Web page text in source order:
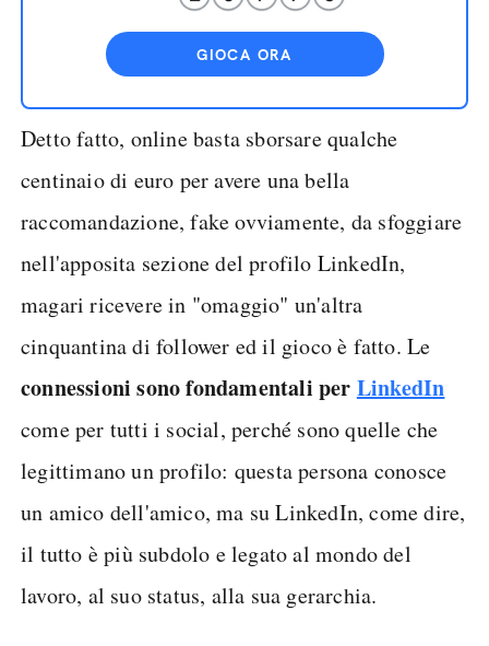
GIOCA ORA
Detto fatto, online basta sborsare qualche
centinaio di euro per avere una bella
raccomandazione, fake ovviamente, da sfoggiare
nell'apposita sezione del profilo LinkedIn,
magari ricevere in "omaggio" un'altra
cinquantina di follower ed il gioco è fatto. Le
connessioni sono fondamentali per LinkedIn
come per tutti i social, perché sono quelle che
legittimano un profilo: questa persona conosce
un amico dell'amico, ma su LinkedIn, come dire,
il tutto è più subdolo e legato al mondo del
lavoro, al suo status, alla sua gerarchia.